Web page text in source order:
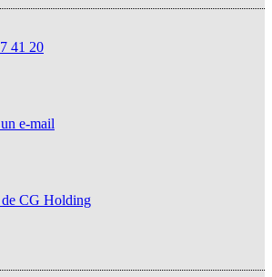
41 20
e-mail
de CG Holding